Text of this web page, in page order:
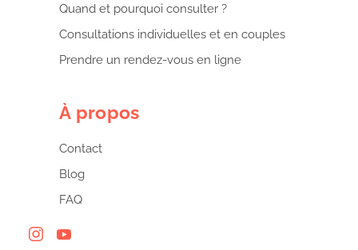
Quand et pourquoi consulter ?
Consultations individuelles et en couples
Prendre un rendez-vous en ligne
À propos
Contact
Blog
FAQ